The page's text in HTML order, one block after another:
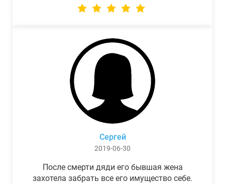
Сергей
2019-06-30
После смерти дяди его бывшая жена
захотела забрать все его имущество себе.